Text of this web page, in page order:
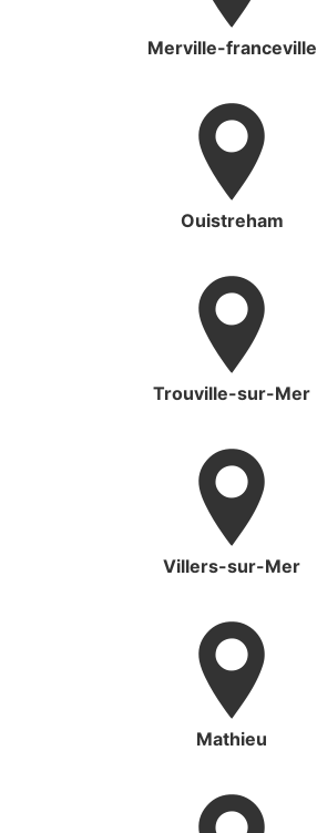
Merville-franceville
Ouistreham
Trouville-sur-Mer
Villers-sur-Mer
Mathieu